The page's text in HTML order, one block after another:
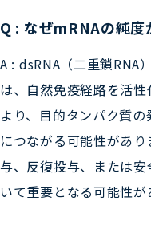
Q : なぜmRNAの純度
A : dsRNA（二重鎖RNA
は、自然免疫経路を活
より、目的タンパク質
につながる可能性があ
与、反復投与、または
いて重要となる可能性が